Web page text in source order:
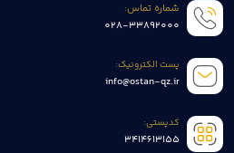
شماره تماس:
028-33892000
پست الکترونیک:
info@ostan-qz.ir
کدپستی:
3414613155